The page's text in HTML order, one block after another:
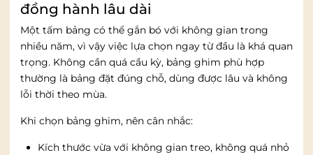
đồng hành lâu dài
Một tấm bảng có thể gắn bó với không gian trong
nhiều năm, vì vậy việc lựa chọn ngay từ đầu là khá quan
trọng. Không cần quá cầu kỳ, bảng ghim phù hợp
thường là bảng đặt đúng chỗ, dùng được lâu và không
lỗi thời theo mùa.
Khi chọn bảng ghim, nên cân nhắc:
Kích thước vừa với không gian treo, không quá nhỏ